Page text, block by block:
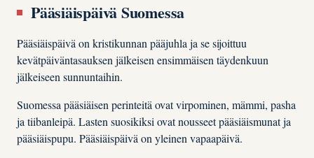
Pääsiäispäivä Suomessa
Pääsiäispäivä on kristikunnan pääjuhla ja se sijoittuu
kevätpäiväntasauksen jälkeisen ensimmäisen täydenkuun
jälkeiseen sunnuntaihin.
Suomessa pääsiäisen perinteitä ovat virpominen, mämmi, pasha
ja tiibanleipä. Lasten suosikiksi ovat nousseet pääsiäismunat ja
pääsiäispupu. Pääsiäispäivä on yleinen vapaapäivä.